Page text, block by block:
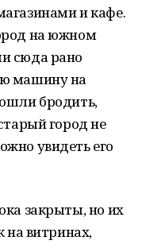
и кафе.
на южном
сюда рано
машину на
бродить,
город не
увидеть его
закрыты, но их
на витринах,